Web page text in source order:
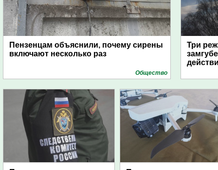
Пензенцам объяснили, почему сирены
включают несколько раз
Общество
Три